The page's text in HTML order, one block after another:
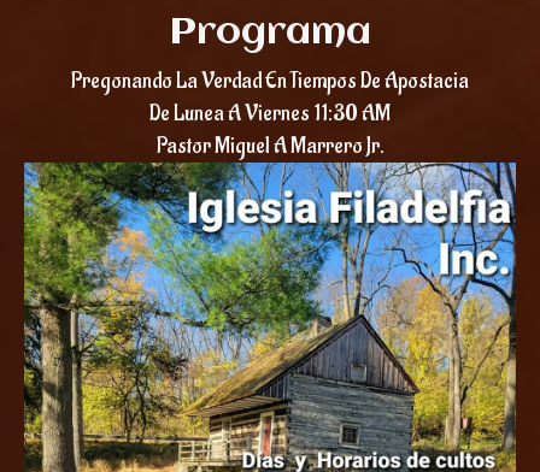
Programa
Pregonando La Verdad En Tiempos De Apostacia
De Lunea A Viernes 11:30 AM
Pastor Miguel A Marrero Jr.